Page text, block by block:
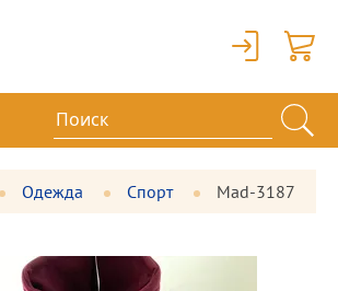
Вход
Одежда Спорт Mad-3187
товара